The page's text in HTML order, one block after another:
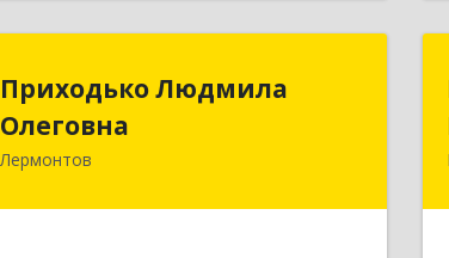
Приходько Людмила
Олеговна
Лермонтов
Олеговна
357341, Лермонтов г, П.Лумумбы ул,